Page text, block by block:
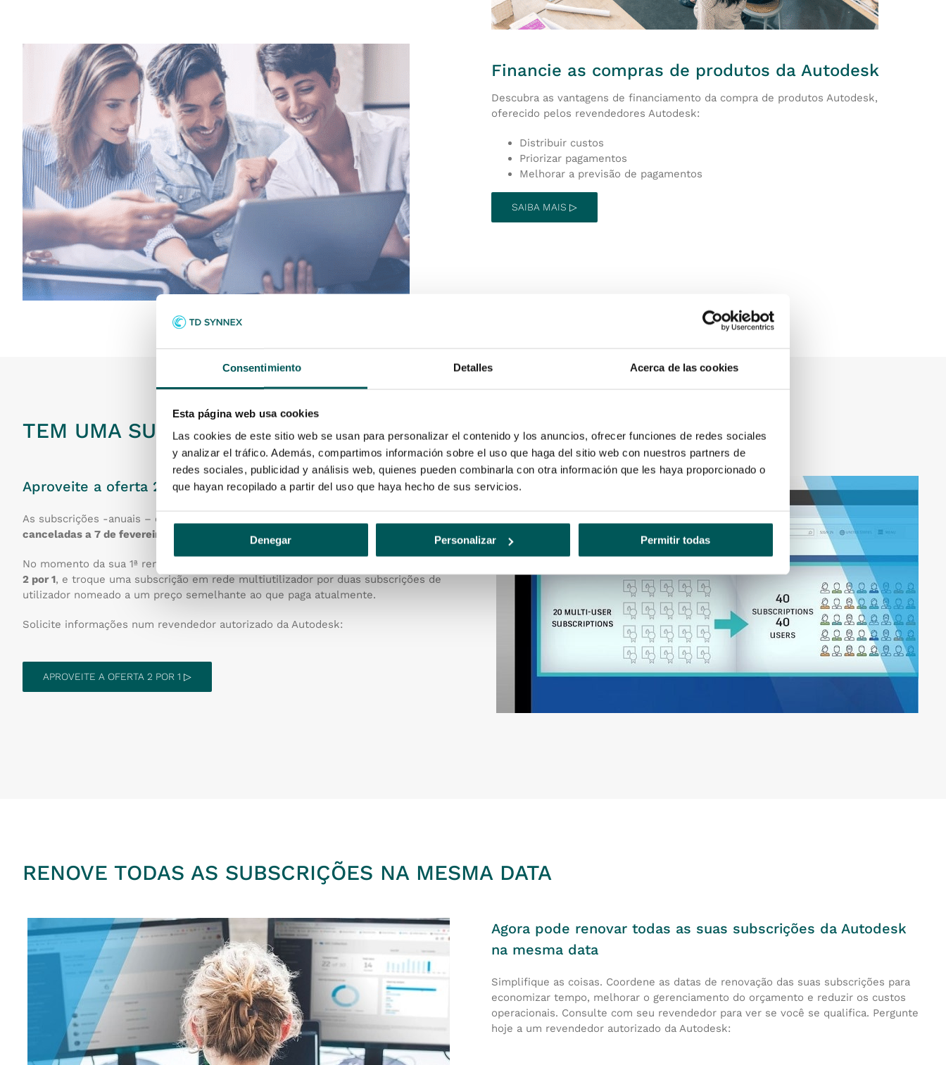
Consentimiento Detalles Acerca de las cookies
Esta página web usa cookies
Las cookies de este sitio web se usan para personalizar el contenido y los anuncios, ofrecer funciones de redes sociales
y analizar el tráfico. Además, compartimos información sobre el uso que haga del sitio web con nuestros partners de
redes sociales, publicidad y análisis web, quienes pueden combinarla con otra información que les haya proporcionado o
que hayan recopilado a partir del uso que haya hecho de sus servicios.
Denegar Personalizar Permitir todas
Financie as compras de produtos da Autodesk
Descubra as vantagens de financiamento da compra de produtos Autodesk,
oferecido pelos revendedores Autodesk:
Distribuir custos
Priorizar pagamentos
Melhorar a previsão de pagamentos
SAIBA MAIS ▷
TEM UMA SUBSCRIÇÃO MULTIUTILIZADOR?
Aproveite a oferta 2 por 1
As subscrições -anuais – com acesso em rede multiutilizador
canceladas a 7 de fevereiro de 2024
No momento da sua 1ª renovação – após 7 de agosto de 2020 –
2 por 1, e troque uma subscrição em rede multiutilizador por duas subscrições de
utilizador nomeado a um preço semelhante ao que paga atualmente.
Solicite informações num revendedor autorizado da Autodesk:
APROVEITE A OFERTA 2 POR 1 ▷
RENOVE TODAS AS SUBSCRIÇÕES NA MESMA DATA
Agora pode renovar todas as suas subscrições da Autodesk
na mesma data
Simplifique as coisas. Coordene as datas de renovação das suas subscrições para
economizar tempo, melhorar o gerenciamento do orçamento e reduzir os custos
operacionais. Consulte com seu revendedor para ver se você se qualifica. Pergunte
hoje a um revendedor autorizado da Autodesk: